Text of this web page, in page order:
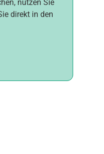
nutzen Sie
direkt in den